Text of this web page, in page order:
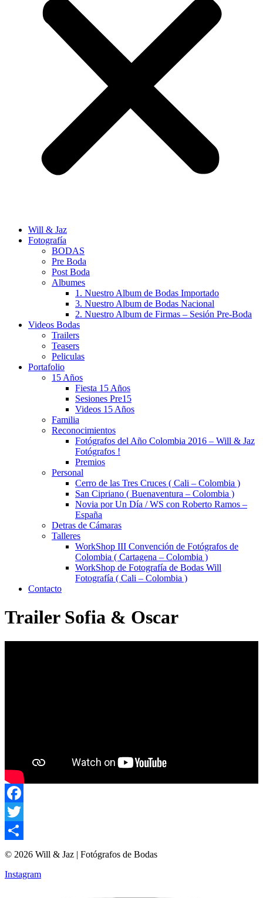
Will & Jaz
Fotografía
BODAS
Pre Boda
Post Boda
Albumes
1. Nuestro Album de Bodas Importado
3. Nuestro Album de Bodas Nacional
2. Nuestro Album de Firmas – Sesión Pre-Boda
Videos Bodas
Trailers
Teasers
Peliculas
Portafolio
15 Años
Fiesta 15 Años
Sesiones Pre15
Videos 15 Años
Familia
Reconocimientos
Fotógrafos del Año Colombia 2016 – Will & Jaz
Fotógrafos !
Premios
Personal
Cerro de las Tres Cruces ( Cali – Colombia )
San Cipriano ( Buenaventura – Colombia )
Novia por Un Día / WS con Roberto Ramos –
España
Detras de Cámaras
Talleres
WorkShop III Convención de Fotógrafos de
Colombia ( Cartagena – Colombia )
WorkShop de Fotografía de Bodas Will
Fotografía ( Cali – Colombia )
Contacto
Trailer Sofia & Oscar
Facebook
Twitter
Compartir
© 2026 Will & Jaz | Fotógrafos de Bodas
Instagram